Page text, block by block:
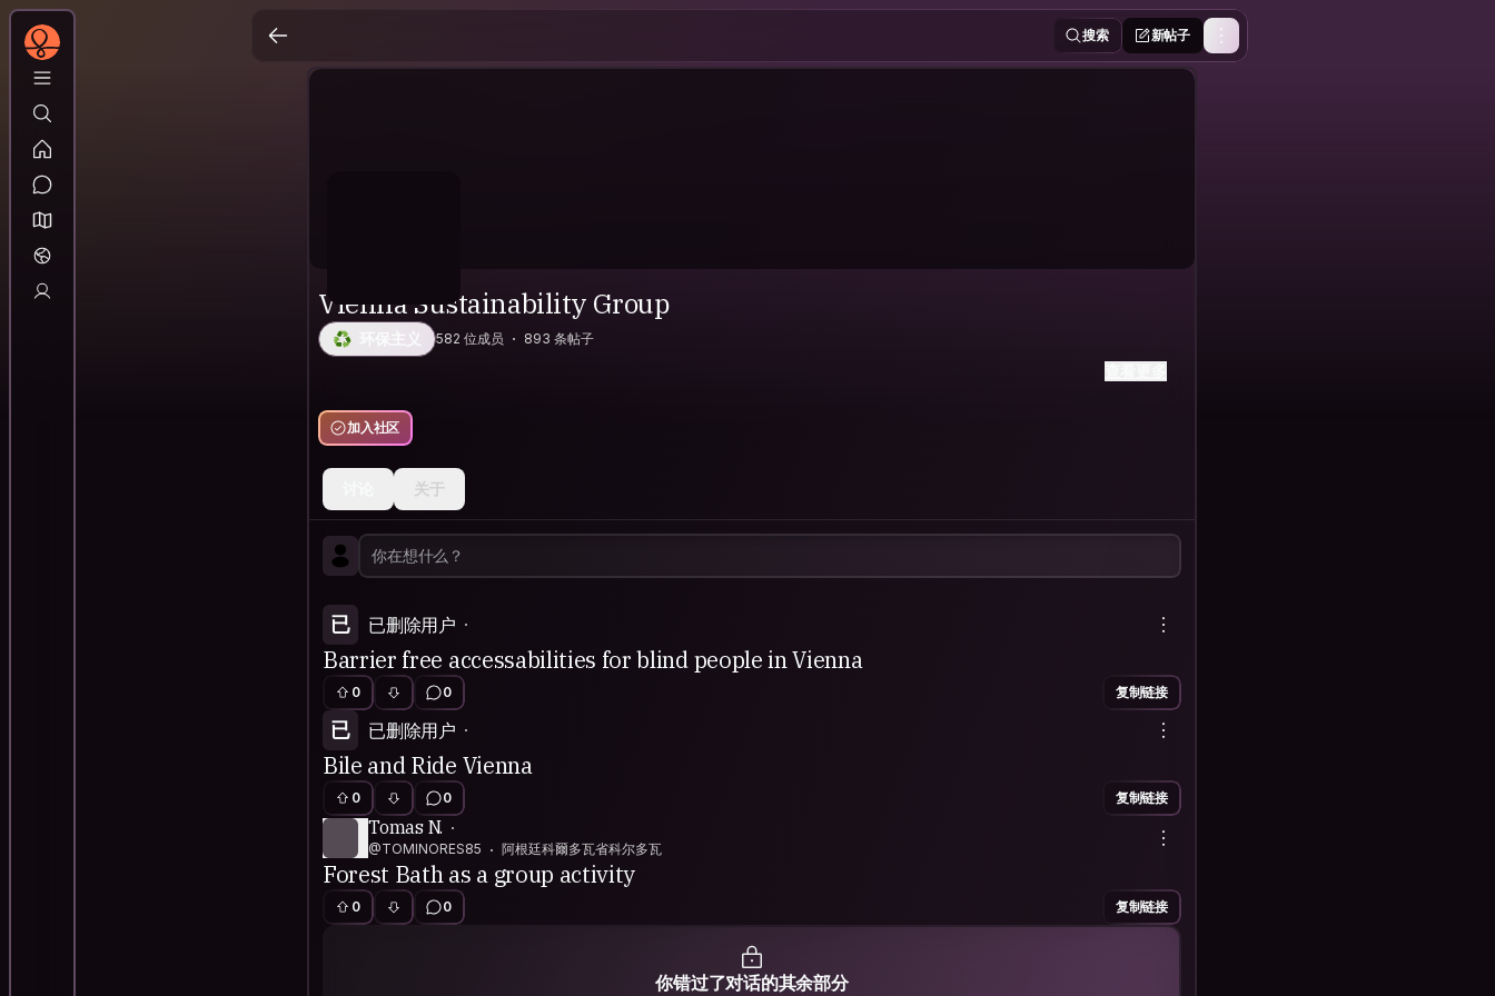
搜索 新帖子
Vienna Sustainability Group
♻️ 环保主义 582 位成员 893 条帖子
加入社区
关于
已 已删除用户
Barrier free accessabilities for blind people in Vienna
0 0 复制链接
已 已删除用户
Bile and Ride Vienna
0 0 复制链接
Tomas N.
@TOMINORES85 阿根廷科爾多瓦省科尔多瓦
Forest Bath as a group activity
0 0 复制链接
你错过了对话的其余部分